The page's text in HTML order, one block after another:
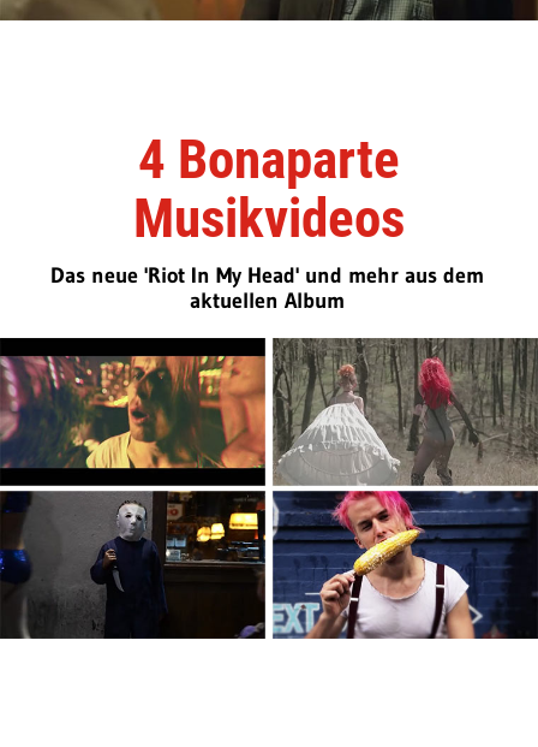
4 Bonaparte
Musikvideos
Das neue 'Riot In My Head' und mehr aus dem
aktuellen Album